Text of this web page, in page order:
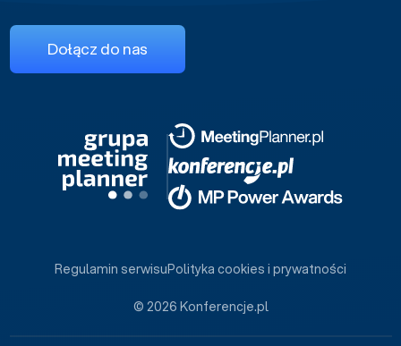
Dołącz do nas
© 2026 Konferencje.pl
Regulamin serwisuPolityka cookies i prywatności